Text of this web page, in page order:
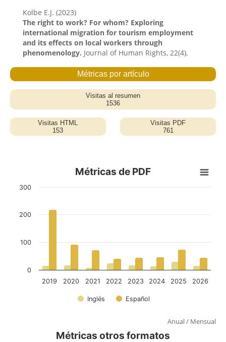
Kolbe E.J. (2023)
The right to work? For whom? Exploring
international migration for tourism employment
and its effects on local workers through
phenomenology. Journal of Human Rights, 22(4),
10.1080/14754835.2022.2127310
Huaman R.G.R. (2022)
Explanatory case study with university teachers
hired in the public sector.Techno Review
International Technology Science and Society Review
Revista Internacional De Tecnologia Ciencia Y
The West African Illegal Migrant Experience in
Transit and across the Mediterranean Sea, 2015-
10.1163/09744061-tat00007
Anual/ Mensual